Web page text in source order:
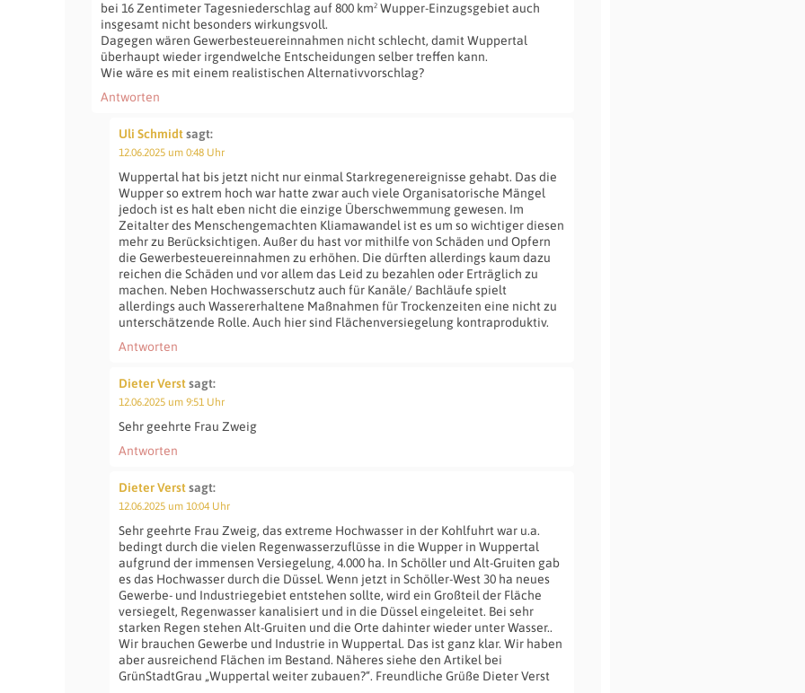
bei 16 Zentimeter Tagesniederschlag auf 800 km² Wupper-Einzugsgebiet auch
insgesamt nicht besonders wirkungsvoll.
Dagegen wären Gewerbesteuereinnahmen nicht schlecht, damit Wuppertal
überhaupt wieder irgendwelche Entscheidungen selber treffen kann.
Wie wäre es mit einem realistischen Alternativvorschlag?
Antworten
Uli Schmidtsagt:
12.06.2025 um 0:48 Uhr
Wuppertal hat bis jetzt nicht nur einmal Starkregenereignisse gehabt. Das die
Wupper so extrem hoch war hatte zwar auch viele Organisatorische Mängel
jedoch ist es halt eben nicht die einzige Überschwemmung gewesen. Im
Zeitalter des Menschengemachten Kliamawandel ist es um so wichtiger diesen
mehr zu Berücksichtigen. Außer du hast vor mithilfe von Schäden und Opfern
die Gewerbesteuereinnahmen zu erhöhen. Die dürften allerdings kaum dazu
reichen die Schäden und vor allem das Leid zu bezahlen oder Erträglich zu
machen. Neben Hochwasserschutz auch für Kanäle/ Bachläufe spielt
allerdings auch Wassererhaltene Maßnahmen für Trockenzeiten eine nicht zu
unterschätzende Rolle. Auch hier sind Flächenversiegelung kontraproduktiv.
Antworten
Dieter Verstsagt:
12.06.2025 um 9:51 Uhr
Sehr geehrte Frau Zweig
Antworten
Dieter Verstsagt:
12.06.2025 um 10:04 Uhr
Sehr geehrte Frau Zweig, das extreme Hochwasser in der Kohlfuhrt war u.a.
bedingt durch die vielen Regenwasserzuflüsse in die Wupper in Wuppertal
aufgrund der immensen Versiegelung, 4.000 ha. In Schöller und Alt-Gruiten gab
es das Hochwasser durch die Düssel. Wenn jetzt in Schöller-West 30 ha neues
Gewerbe- und Industriegebiet entstehen sollte, wird ein Großteil der Fläche
versiegelt, Regenwasser kanalisiert und in die Düssel eingeleitet. Bei sehr
starken Regen stehen Alt-Gruiten und die Orte dahinter wieder unter Wasser..
Wir brauchen Gewerbe und Industrie in Wuppertal. Das ist ganz klar. Wir haben
aber ausreichend Flächen im Bestand. Näheres siehe den Artikel bei
GrünStadtGrau „Wuppertal weiter zubauen?“. Freundliche Grüße Dieter Verst